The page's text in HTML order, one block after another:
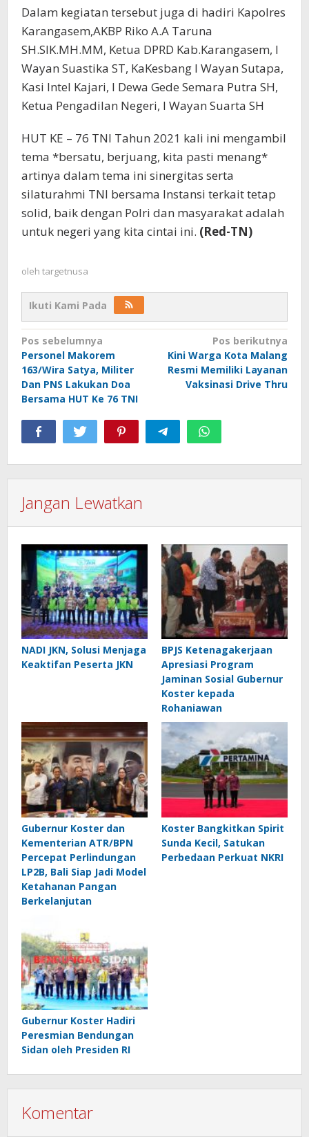
Dalam kegiatan tersebut juga di hadiri Kapolres
Karangasem,AKBP Riko A.A Taruna
SH.SIK.MH.MM, Ketua DPRD Kab.Karangasem, I
Wayan Suastika ST, KaKesbang I Wayan Sutapa,
Kasi Intel Kajari, I Dewa Gede Semara Putra SH,
Ketua Pengadilan Negeri, I Wayan Suarta SH
HUT KE – 76 TNI Tahun 2021 kali ini mengambil
tema *bersatu, berjuang, kita pasti menang*
artinya dalam tema ini sinergitas serta
silaturahmi TNI bersama Instansi terkait tetap
solid, baik dengan Polri dan masyarakat adalah
untuk negeri yang kita cintai ini. (Red-TN)
oleh targetnusa
Ikuti Kami Pada
Navigasi
pos
Pos sebelumnya
Personel Makorem
163/Wira Satya, Militer
Dan PNS Lakukan Doa
Bersama HUT Ke 76 TNI
Pos berikutnya
Kini Warga Kota Malang
Resmi Memiliki Layanan
Vaksinasi Drive Thru
Jangan Lewatkan
NADI JKN, Solusi Menjaga
Keaktifan Peserta JKN
BPJS Ketenagakerjaan
Apresiasi Program
Jaminan Sosial Gubernur
Koster kepada
Rohaniawan
Gubernur Koster dan
Kementerian ATR/BPN
Percepat Perlindungan
LP2B, Bali Siap Jadi Model
Ketahanan Pangan
Berkelanjutan
Koster Bangkitkan Spirit
Sunda Kecil, Satukan
Perbedaan Perkuat NKRI
Gubernur Koster Hadiri
Peresmian Bendungan
Sidan oleh Presiden RI
Komentar